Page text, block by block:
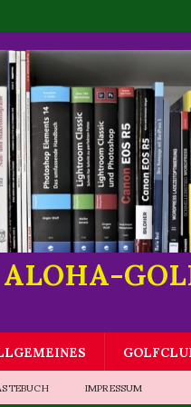
IMPRESSUM